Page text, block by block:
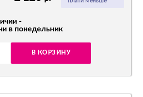
-
в понедельник
В КОРЗИНУ